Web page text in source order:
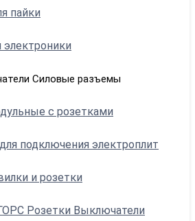
пайки
Силовые разъемы
с розетками
подключения электроплит
и розетки
Розетки Выключатели